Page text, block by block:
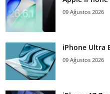
09 Ağustos 2026
iPhone Ultra
09 Ağustos 2026